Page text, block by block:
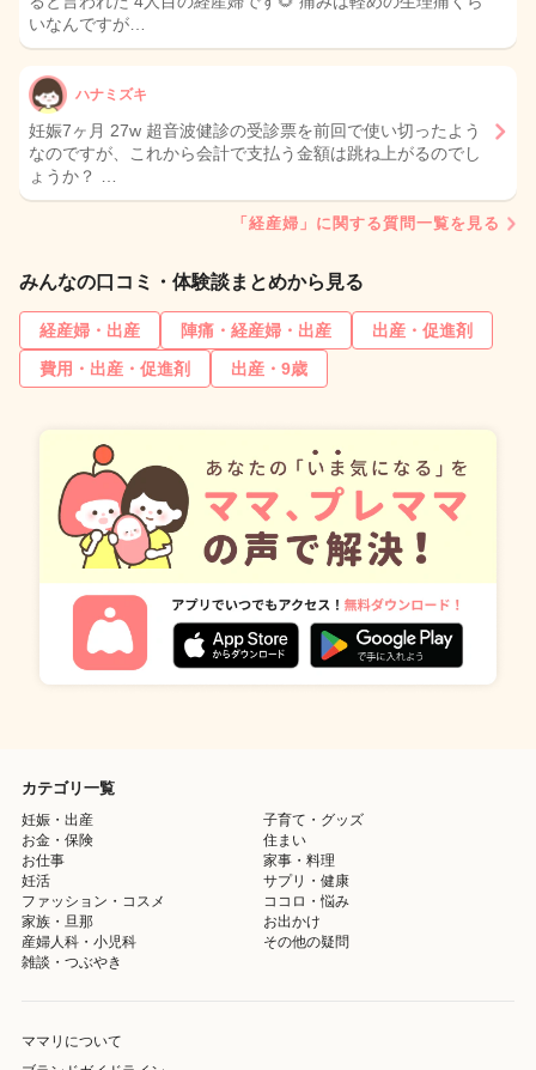
いなんですが…
ハナミズキ
妊娠7ヶ月 27w 超音波健診の受診票を前回で使い切ったよう
なのですが、これから会計で支払う金額は跳ね上がるのでし
ょうか？ …
「経産婦」に関する質問一覧を見る
みんなの口コミ・体験談まとめから見る
経産婦・出産 陣痛・経産婦・出産
出産・促進剤
費用・出産・促進剤
出産・9歳
カテゴリ一覧
妊娠・出産
子育て・グッズ
お金・保険
住まい
お仕事
家事・料理
妊活
サプリ・健康
ファッション・コスメ
ココロ・悩み
家族・旦那
お出かけ
産婦人科・小児科
その他の疑問
雑談・つぶやき
ママリについて